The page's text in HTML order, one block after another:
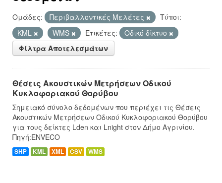
Ομάδες: Περιβαλλοντικές Μελέτες
Τύποι:
KML
WMS Ετικέτες:
Οδικό δίκτυο
Φίλτρα Αποτελεσμάτων
Θέσεις Ακουστικών Μετρήσεων Οδικού
Κυκλοφοριακού Θορύβου
Σημειακό σύνολο δεδομένων που περιέχει τις Θέσεις
Ακουστικών Μετρήσεων Οδικού Κυκλοφοριακού Θορύβου
για τους δείκτες Lden και Lnight στον Δήμο Αγρινίου.
Πηγή:ENVECO
SHP KML XML CSV WMS